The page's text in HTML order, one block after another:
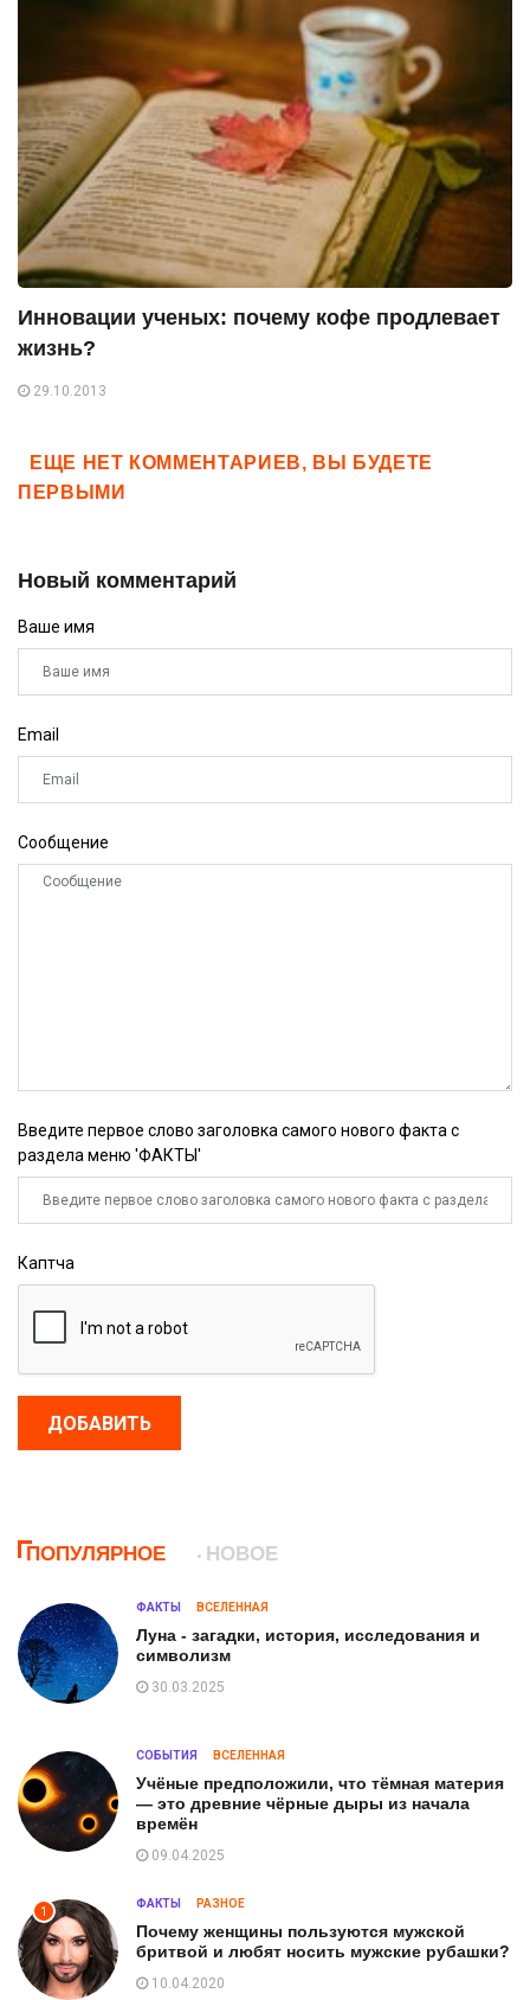
Инновации ученых: почему кофе продлевает
жизнь?
29.10.2013
ЕЩЕ НЕТ КОММЕНТАРИЕВ, ВЫ БУДЕТЕ
ПЕРВЫМИ
Новый комментарий
Ваше имя
Email
Сообщение
Введите первое слово заголовка самого нового факта с
раздела меню 'ФАКТЫ'
Каптча
ДОБАВИТЬ
ПОПУЛЯРНОЕ НОВОЕ
ФАКТЫ ВСЕЛЕННАЯ
Луна - загадки, история, исследования и
символизм
30.03.2025
СОБЫТИЯ ВСЕЛЕННАЯ
Учёные предположили, что тёмная материя
— это древние чёрные дыры из начала
времён
09.04.2025
1
ФАКТЫ РАЗНОЕ
Почему женщины пользуются мужской
бритвой и любят носить мужские рубашки?
10.04.2020